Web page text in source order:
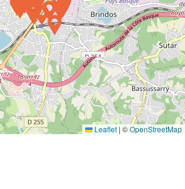
Leaflet | ©OpenStreetMap